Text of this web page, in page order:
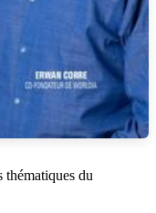
thématiques du